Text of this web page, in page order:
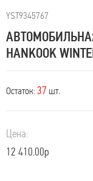
YST9345767
HANKOOK
Остаток: 37 шт.
Цена:
12 410.00р